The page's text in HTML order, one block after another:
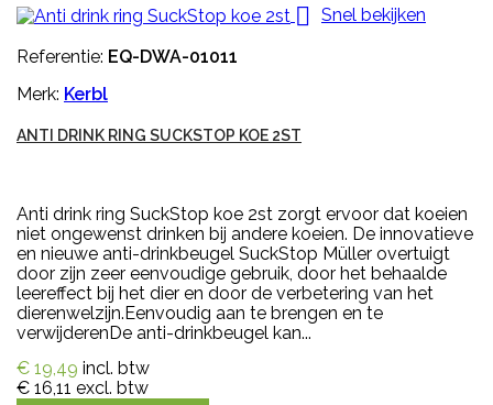
 Snel bekijken
Referentie: EQ-DWA-01011
Merk: Kerbl
ANTI DRINK RING SUCKSTOP KOE 2ST
Anti drink ring SuckStop koe 2st zorgt ervoor dat koeien
niet ongewenst drinken bij andere koeien. De innovatieve
en nieuwe anti-drinkbeugel SuckStop Müller overtuigt
door zijn zeer eenvoudige gebruik, door het behaalde
leereffect bij het dier en door de verbetering van het
dierenwelzijn.Eenvoudig aan te brengen en te
verwijderenDe anti-drinkbeugel kan...
€ 19,49 incl. btw
€ 16,11 excl. btw